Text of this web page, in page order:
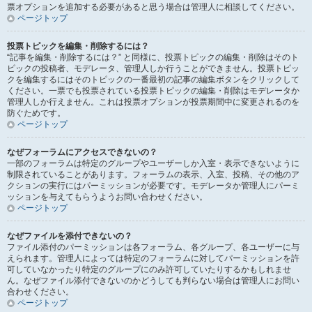
票オプションを追加する必要があると思う場合は管理人に相談してください。
ページトップ
投票トピックを編集・削除するには？
“記事を編集・削除するには？” と同様に、投票トピックの編集・削除はそのト
ピックの投稿者、モデレータ、管理人しか行うことができません。投票トピッ
クを編集するにはそのトピックの一番最初の記事の編集ボタンをクリックして
ください。一票でも投票されている投票トピックの編集・削除はモデレータか
管理人しか行えません。これは投票オプションが投票期間中に変更されるのを
防ぐためです。
ページトップ
なぜフォーラムにアクセスできないの？
一部のフォーラムは特定のグループやユーザーしか入室・表示できないように
制限されていることがあります。フォーラムの表示、入室、投稿、その他のア
クションの実行にはパーミッションが必要です。モデレータか管理人にパーミ
ッションを与えてもらうようお問い合わせください。
ページトップ
なぜファイルを添付できないの？
ファイル添付のパーミッションは各フォーラム、各グループ、各ユーザーに与
えられます。管理人によっては特定のフォーラムに対してパーミッションを許
可していなかったり特定のグループにのみ許可していたりするかもしれませ
ん。なぜファイル添付できないのかどうしても判らない場合は管理人にお問い
合わせください。
ページトップ